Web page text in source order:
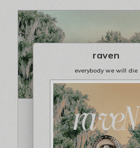
raven
everybody we will die